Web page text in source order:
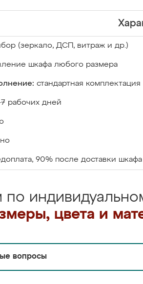
(зеркало, ДСП, витраж и др.)
шкафа любого размера
стандартная комплектация
7 рабочих дней
90% после доставки шкафа
по
цвета и
вопросы